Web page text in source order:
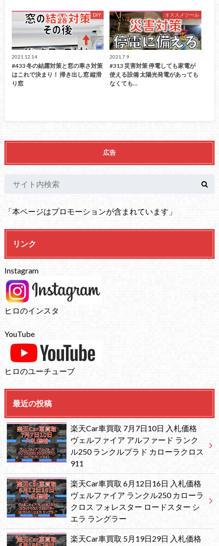
DIY
2021.12.14
#433 冬の結露対策と窓の寒さ対策
はこれで決まり！ 掃き出し窓 縦滑
り窓
オススメツール
2021.7.9
#313 災害対策 停電しても家電が
使える設備 太陽光発電があっても
なくても…
広告
「本ページはプロモーションが含まれています」
リンク
Instagram
ヒロのインスタ
YouTube
ヒロのユーチューブ
最近の投稿
楽天Car車買取 7月7日10日 入札価格
ヴェルファイア アルファード ランク
ル250 ランクルプラド カローラクロス
911
楽天Car車買取 6月12日16日 入札価格
ヴェルファイア ランクル250 カローラ
クロス フォレスター ロードスター シ
エラ ラングラー
楽天Car車買取 5月19日29日 入札価格